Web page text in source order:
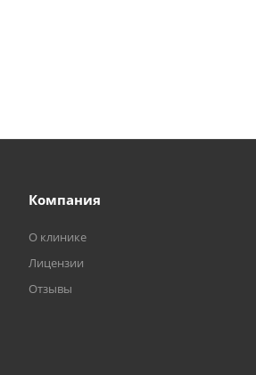
Компания
О клинике
Лицензии
Отзывы